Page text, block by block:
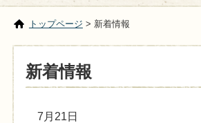
トップページ > 新着情報
新着情報
7月21日